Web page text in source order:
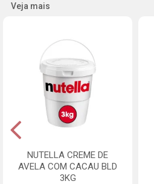
Veja mais
NUTELLA CREME DE
AVELA COM CACAU BLD
3KG